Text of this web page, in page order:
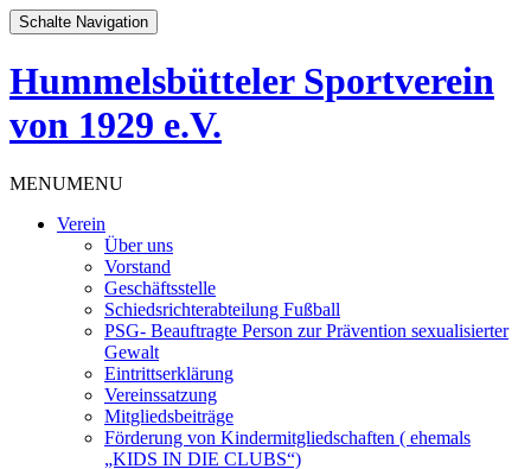
Schalte Navigation
Hummelsbütteler Sportverein
von 1929 e.V.
Zum
springen
MENUMENU
Verein
Über uns
Vorstand
Geschäftsstelle
Schiedsrichterabteilung Fußball
PSG- Beauftragte Person zur Prävention sexualisierter
Gewalt
Eintrittserklärung
Vereinssatzung
Mitgliedsbeiträge
Förderung von Kindermitgliedschaften ( ehemals
„KIDS IN DIE CLUBS“)